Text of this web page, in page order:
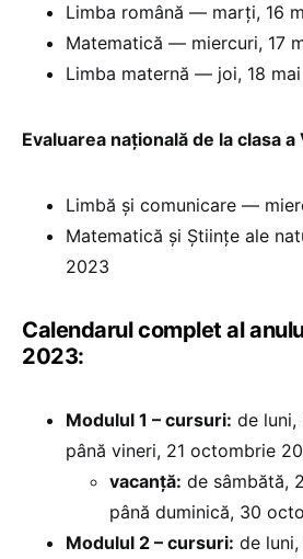
Limba română — marți, 16
Matematică — miercuri, 17
Limba maternă — joi, 18
Evaluarea națională de la clasa a
Limbă și comunicare —
Matematică și Științe ale
2023
Calendarul complet al
2023:
Modulul 1 – cursuri: de luni,
până vineri, 21 octombrie
vacanță: de sâmbătă,
până duminică, 30
Modulul 2 – cursuri: de